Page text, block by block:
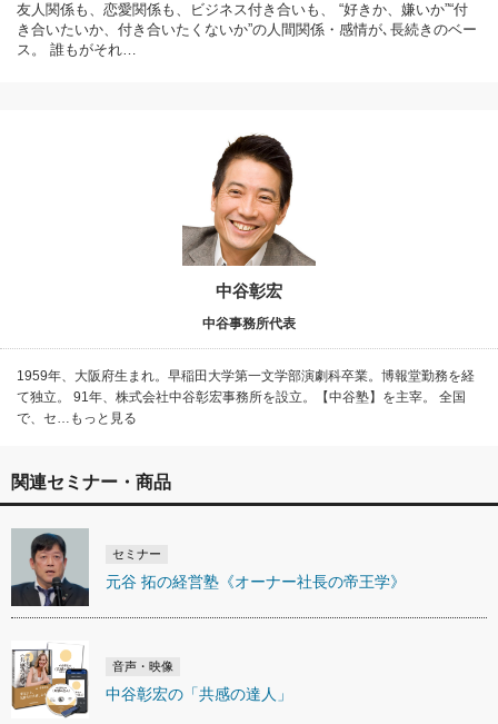
友人関係も、恋愛関係も、ビジネス付き合いも、 “好きか、嫌いか”“付
き合いたいか、付き合いたくないか”の人間関係・感情が､長続きのベー
ス。 誰もがそれ…
中谷彰宏
中谷事務所代表
1959年、大阪府生まれ。早稲田大学第一文学部演劇科卒業。博報堂勤務を経
て独立。 91年、株式会社中谷彰宏事務所を設立。【中谷塾】を主宰。 全国
で、セ…もっと見る
関連セミナー・商品
セミナー
元谷 拓の経営塾《オーナー社長の帝王学》
音声・映像
中谷彰宏の「共感の達人」